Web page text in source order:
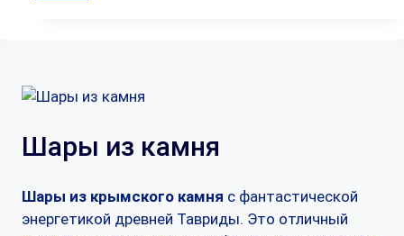
Шары из камня
Шары из крымского камня с фантастической
энергетикой древней Тавриды. Это отличный